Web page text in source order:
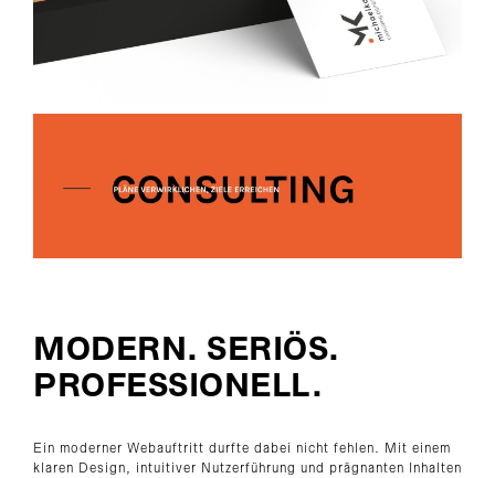
MODERN. SERIÖS.
PROFESSIONELL.
Ein moderner Webauftritt durfte dabei nicht fehlen. Mit einem
klaren Design, intuitiver Nutzerführung und prägnanten Inhalten